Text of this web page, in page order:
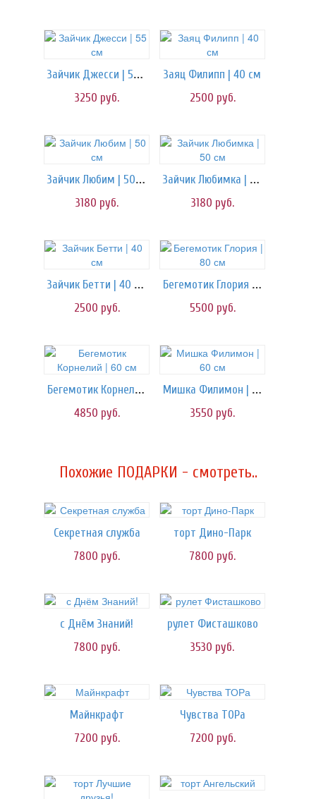
Зайчик Джесси | 55 см
3250 руб.
Заяц Филипп | 40 см
2500 руб.
Зайчик Любим | 50 см
3180 руб.
Зайчик Любимка | 50 см
3180 руб.
Зайчик Бетти | 40 см
2500 руб.
Бегемотик Глория | 80 см
5500 руб.
Бегемотик Корнелий | 60 см
4850 руб.
Мишка Филимон | 60 см
3550 руб.
Похожие ПОДАРКИ - смотреть..
Секретная служба
7800 руб.
торт Дино-Парк
7800 руб.
с Днём Знаний!
7800 руб.
рулет Фисташково
3530 руб.
Майнкрафт
7200 руб.
Чувства ТОРа
7200 руб.